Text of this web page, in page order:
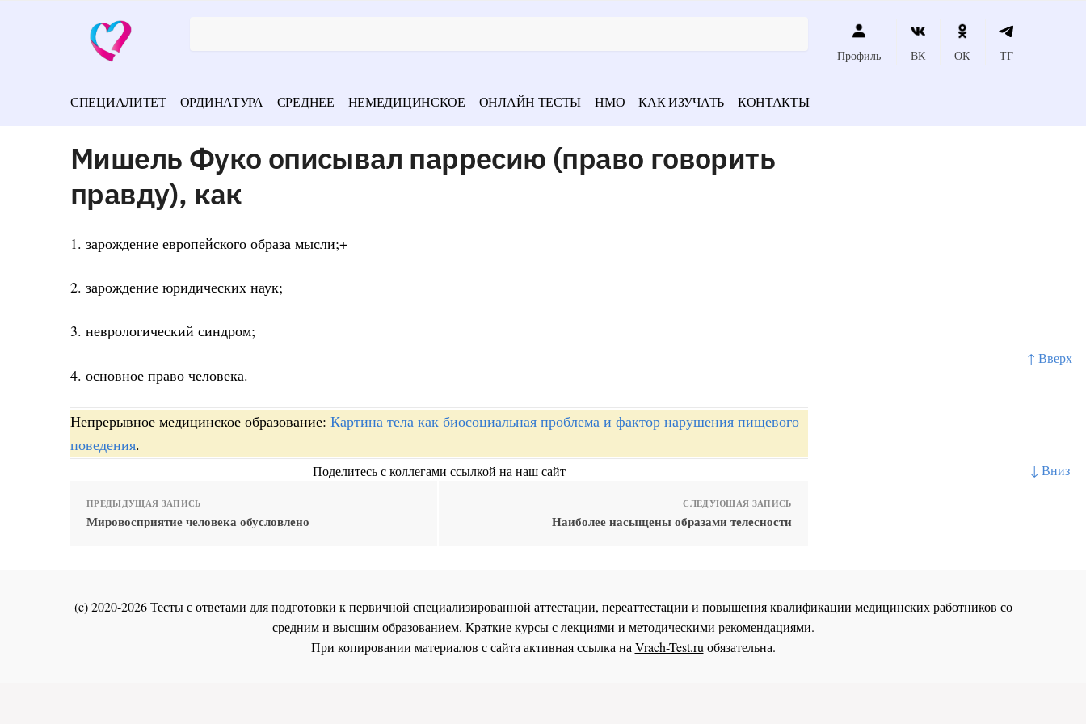
↑ Вверх
↓ Вниз
Профиль ВК ОК ТГ
СПЕЦИАЛИТЕТ ОРДИНАТУРА СРЕДНЕЕ НЕМЕДИЦИНСКОЕ ОНЛАЙН ТЕСТЫ НМО КАК ИЗУЧАТЬ КОНТАКТЫ
Мишель Фуко описывал парресию (право говорить
правду), как
1. зарождение европейского образа мысли;+
2. зарождение юридических наук;
3. неврологический синдром;
4. основное право человека.
Непрерывное медицинское образование: Картина тела как биосоциальная проблема и фактор нарушения пищевого
поведения.
Поделитесь с коллегами ссылкой на наш сайт
ПРЕДЫДУЩАЯ ЗАПИСЬ
Мировосприятие человека обусловлено
СЛЕДУЮЩАЯ ЗАПИСЬ
Наиболее насыщены образами телесности
(c) 2020-2026 Тесты с ответами для подготовки к первичной специализированной аттестации, переаттестации и повышения квалификации медицинских работников со
средним и высшим образованием. Краткие курсы с лекциями и методическими рекомендациями.
При копировании материалов с сайта активная ссылка наVrach-Test.ruобязательна.